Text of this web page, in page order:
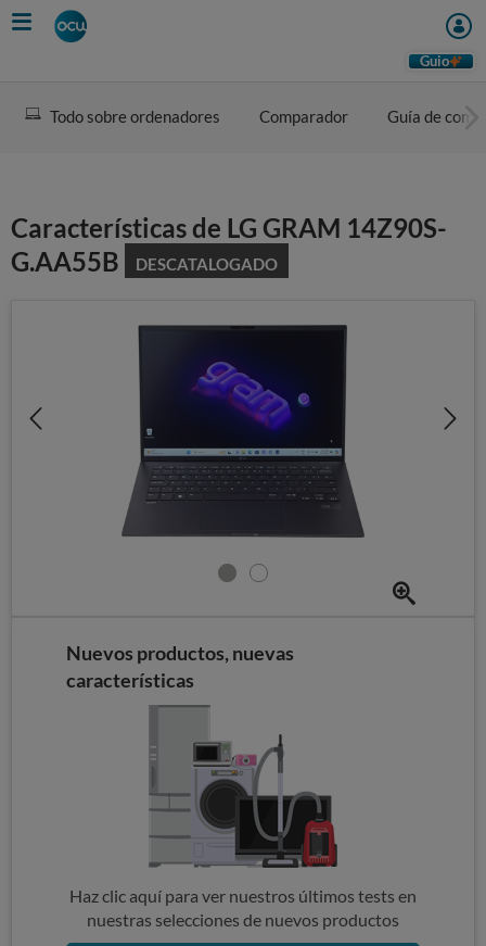
Skip
to
Guio
Todo sobre ordenadores Comparador Guía de
Características de LG GRAM 14Z90S-
G.AA55B
DESCATALOGADO
Nuevos productos, nuevas
características
Haz clic aquí para ver nuestros últimos tests en
nuestras selecciones de nuevos productos